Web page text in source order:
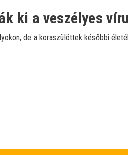
ki a veszélyes
de a koraszülöttek későbbi